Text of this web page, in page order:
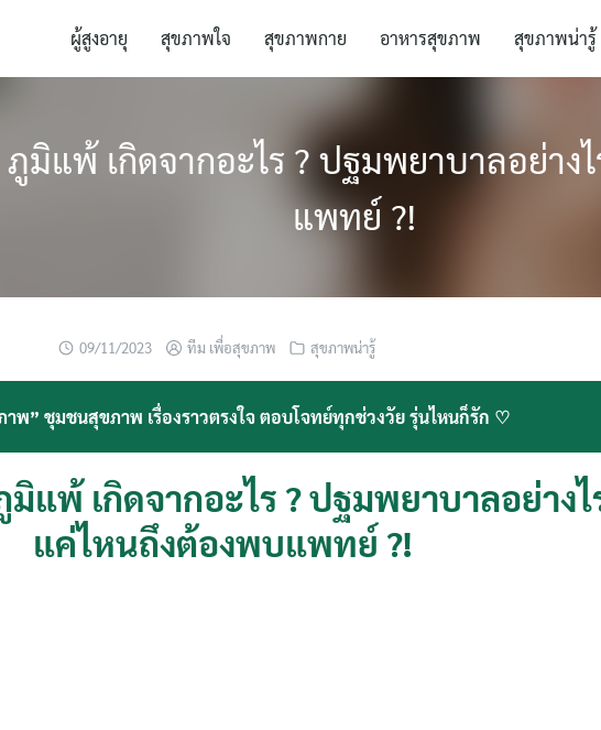
ผู้สูงอายุ สุขภาพใจ สุขภาพกาย อาหารสุขภาพ สุขภาพน่ารู้
ภูมิแพ้ เกิดจากอะไร ? ปฐมพยาบาลอย่า
แพทย์ ?!
09/11/2023 ทีม เพื่อสุขภาพ สุขภาพน่ารู้
าพ” ชุมชนสุขภาพ เรื่องราวตรงใจ ตอบโจทย์ทุกช่วงวัย รุ่นไหนก็รัก ♡
มิแพ้ เกิดจากอะไร ? ปฐมพยาบาลอย่าง
แค่ไหนถึงต้องพบแพทย์ ?!